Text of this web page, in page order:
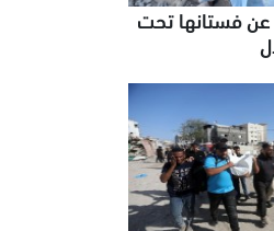
فستانها تحت